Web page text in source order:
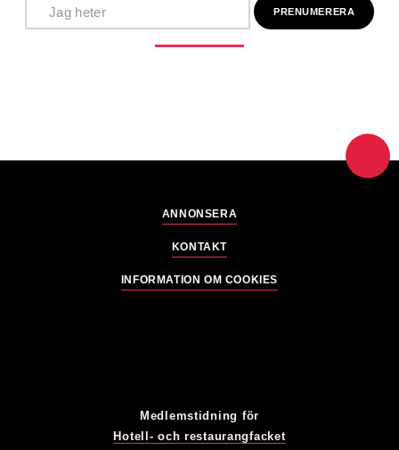
ANNONSERA
KONTAKT
INFORMATION OM COOKIES
Medlemstidning för
Hotell- och restaurangfacket